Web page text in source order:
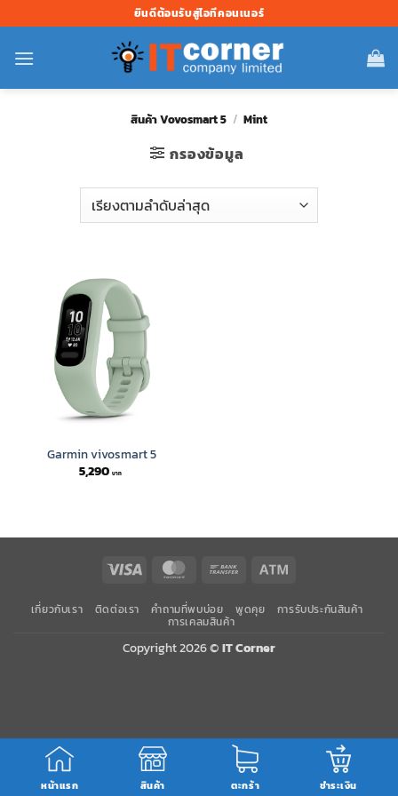
ไป
ยัง
ยินดีต้อนรับสู่ไอทีคอนเนอร์
สินค้า Vovosmart 5 / Mint
กรองข้อมูล
Garmin vivosmart 5
5,290
หน้าแรก สินค้า ตะกร้า ชำระเงิน
Visa MasterCard Bank
เกี่ยวกับเรา ติดต่อเรา คำถามที่พบบ่อย พูดคุย การรับประกันสินค้า
การเคลมสินค้า
Copyright 2026 ©IT Corner